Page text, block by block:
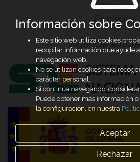
Ofertas
Formación
Agencia
Información sobre
Este sitio web utiliza cookies
recopilar información que ayude
navegación web.
No se utilizan cookies para
carácter personal.
Si continúa navegando,
Puede obtener más información
la configuración, en nuestra
Aceptar
Rechazar